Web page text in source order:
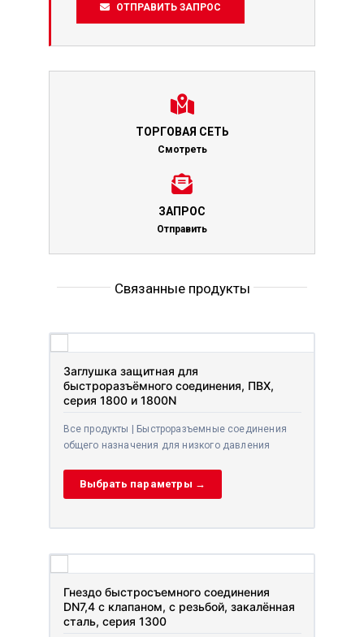
ОТПРАВИТЬ ЗАПРОС
ТОРГОВАЯ СЕТЬ
Смотреть
ЗАПРОС
Отправить
Связанные продукты
Заглушка защитная для
быстроразъёмного соединения, ПВХ,
серия 1800 и 1800N
Все продукты | Быстроразъемные соединения
общего назначения для низкого давления
Выбрать параметры →
Гнездо быстросъемного соединения
DN7,4 с клапаном, с резьбой, закалённая
сталь, серия 1300